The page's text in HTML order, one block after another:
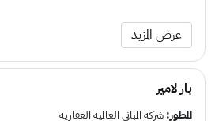
عرض المزيد
بار لامير
المطور:شركة المباني العالمية العقارية